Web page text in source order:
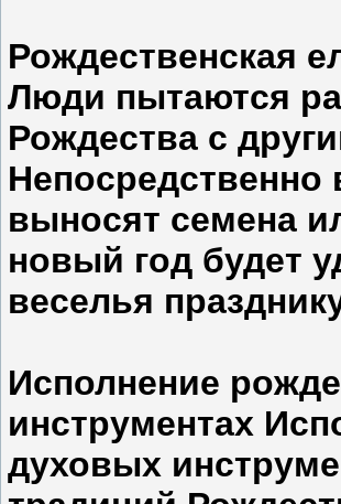
Рождественская
Люди пытаются
Рождества с
Непосредственно
выносят семена
новый год будет
веселья
Исполнение
инструментах
духовых